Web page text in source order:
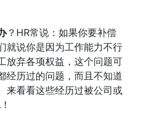
？HR常说：如果你要补偿
就说你是因为工作能力不行
放弃各项权益， 这个问题可
经历过的问题，而且不知道
来看看这些经历过被公司或